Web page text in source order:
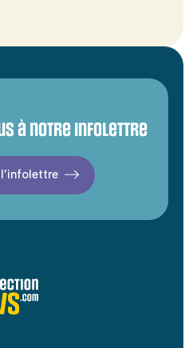
à notre infolettre
l’infolettre